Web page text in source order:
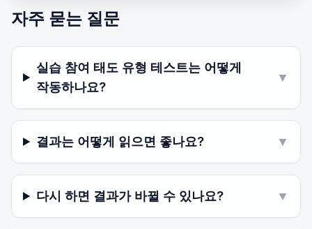
자주 묻는 질문
실습 참여 태도 유형 테스트는 어떻게
작동하나요?
▼
결과는 어떻게 읽으면 좋나요? ▼
다시 하면 결과가 바뀔 수 있나요? ▼